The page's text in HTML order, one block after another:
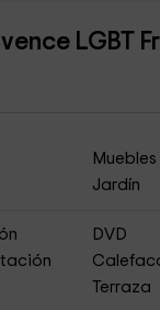
LGBT
Jardín
DVD
Terraza